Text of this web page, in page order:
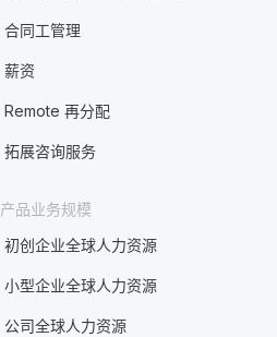
合同工管理
薪资
Remote 再分配
拓展咨询服务
产品业务规模
初创企业全球人力资源
小型企业全球人力资源
公司全球人力资源